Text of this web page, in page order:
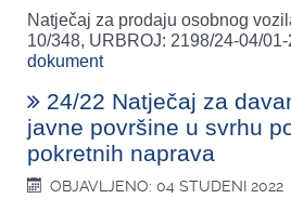
Natječaj za prodaju osobnog
10/348, URBROJ: 2198/24-04/
dokument
24/22 Natječaj za
javne površine u svrhu
pokretnih naprava
OBJAVLJENO: 04 STUDENI 2022